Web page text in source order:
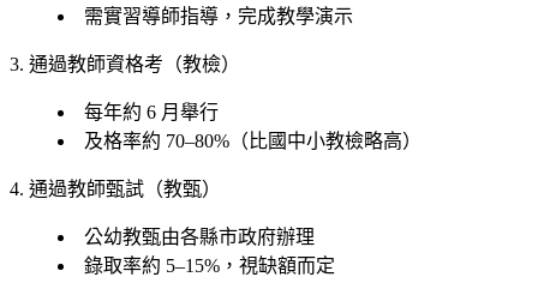
需實習導師指導，完成教學演示
3. 通過教師資格考（教檢）
每年約 6 月舉行
及格率約 70–80%（比國中小教檢略高）
4. 通過教師甄試（教甄）
公幼教甄由各縣市政府辦理
錄取率約 5–15%，視缺額而定